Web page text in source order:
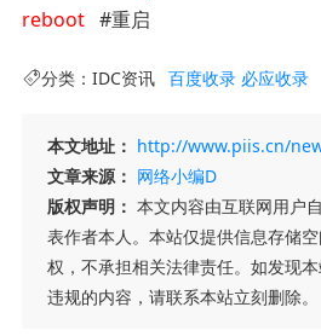
reboot#重启
分类： IDC资讯 百度收录 必应收录
本文地址： http://www.piis.cn/
文章来源： 网络小编D
版权声明： 本文内容由互联网用户
表作者本人。本站仅提供信息存储
权，不承担相关法律责任。如发现
违规的内容，请联系本站立刻删除。